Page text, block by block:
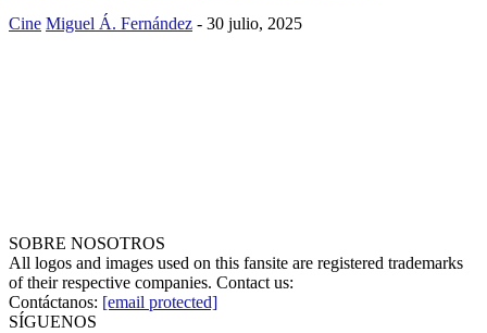
Cine Miguel Á. Fernández - 30 julio, 2025
SOBRE NOSOTROS
All logos and images used on this fansite are registered trademarks
of their respective companies. Contact us:
Contáctanos: [email protected]
SÍGUENOS